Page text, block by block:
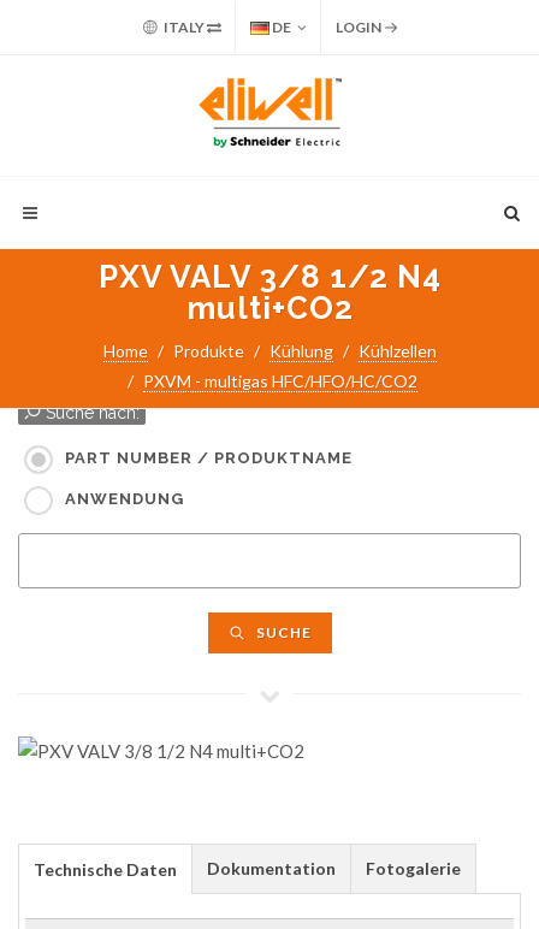
ITALY DE LOGIN
PXV VALV 3/8 1/2 N4
multi+CO2
Home Produkte Kühlung
Kühlzellen
PXVM - multigas HFC/HFO/HC/CO2
Suche nach:
PART NUMBER / PRODUKTNAME
ANWENDUNG
SUCHE
Technische Daten Dokumentation Fotogalerie